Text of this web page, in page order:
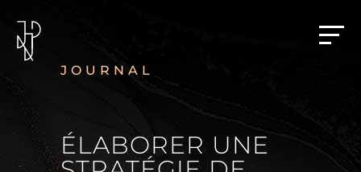
JOURNAL
ÉLABORER UNE